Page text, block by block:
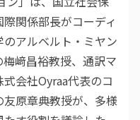
関係部長がコーディ
アルベルト・ミヤン
﨑昌裕教授、通訳マ
会社Oyraa代表のコ
原章典教授が、多様